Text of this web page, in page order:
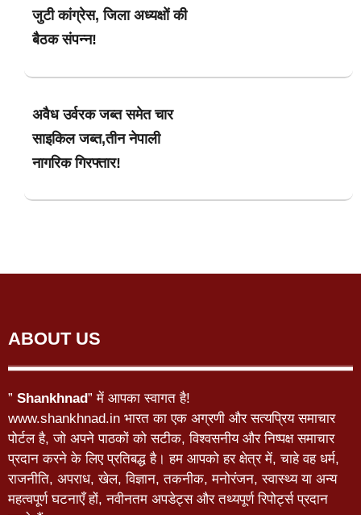
जुटी कांग्रेस, जिला अध्यक्षों की
बैठक संपन्न!
अवैध उर्वरक जब्त समेत चार
साइकिल जब्त,तीन नेपाली
नागरिक गिरफ्तार!
ABOUT US
” Shankhnad” में आपका स्वागत है!
www.shankhnad.in भारत का एक अग्रणी और सत्यप्रिय समाचार
पोर्टल है, जो अपने पाठकों को सटीक, विश्वसनीय और निष्पक्ष समाचार
प्रदान करने के लिए प्रतिबद्ध है। हम आपको हर क्षेत्र में, चाहे वह धर्म,
राजनीति, अपराध, खेल, विज्ञान, तकनीक, मनोरंजन, स्वास्थ्य या अन्य
महत्वपूर्ण घटनाएँ हों, नवीनतम अपडेट्स और तथ्यपूर्ण रिपोर्ट्स प्रदान